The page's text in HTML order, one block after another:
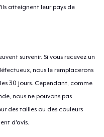
atteignent leur pays de
survenir. Si vous recevez un
nous le remplacerons
30 jours. Cependant, comme
nous ne pouvons pas
des tailles ou des couleurs
d'avis.